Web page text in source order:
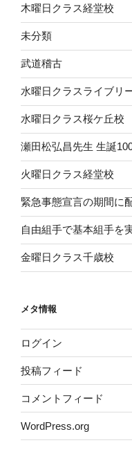
木曜日クラス経堂校
未分類
武道稽古
水曜日クラスライブリ
水曜日クラス桜ケ丘校
瀬田松弘昌先生 生誕
火曜日クラス経堂校
緊急事態宣言の期間に
自由組手で基本組手を
金曜日クラス千歳校
メタ情報
ログイン
投稿フィード
コメントフィード
WordPress.org